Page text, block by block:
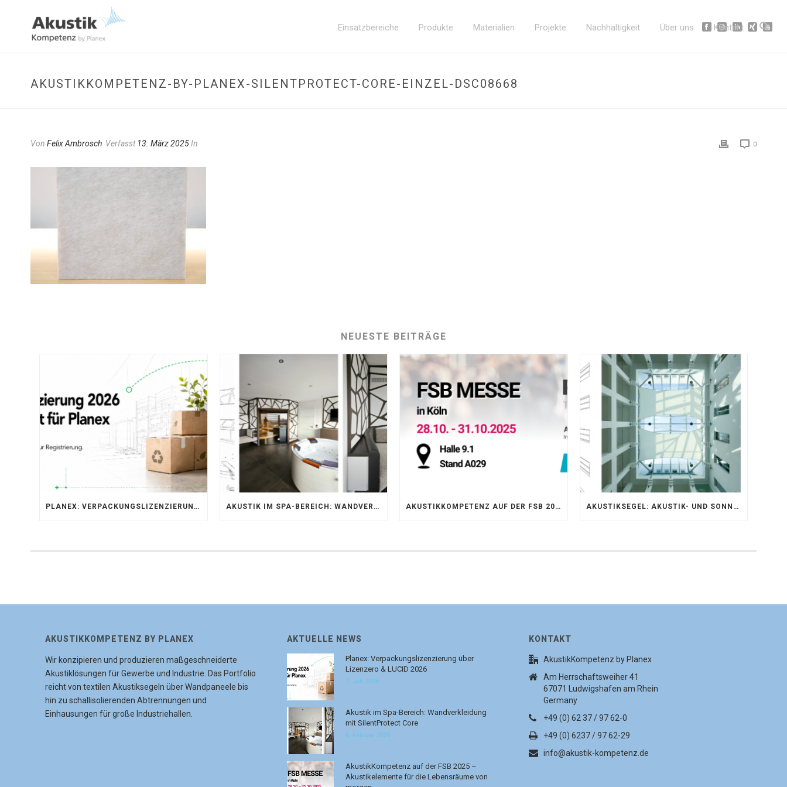
Einsatzbereiche Produkte Materialien Projekte Nachhaltigkeit Über uns Kontakt
AKUSTIKKOMPETENZ-BY-PLANEX-SILENTPROTECT-CORE-EINZEL-DSC08668
Von Felix Ambrosch Verfasst13. März 2025In 0
NEUESTE BEITRÄGE
PLANEX: VERPACKUNGSLIZENZIERUNG ÜBER LIZENZERO & LUCID 2026 AKUSTIK IM SPA-BEREICH: WANDVERKLEIDUNG MIT SILENTPROTECT CORE AKUSTIKKOMPETENZ AUF DER FSB 2025 – AKUSTIKELEMENTE FÜR DIE LEBENSRÄUME VON MORGEN AKUSTIKSEGEL: AKUSTIK- UND SONNENSCHUTZOPTIMIERUNG IM ATRIUM DER UNIVERSITÄT BONN
AKUSTIKKOMPETENZ BY PLANEX
Wir konzipieren und produzieren maßgeschneiderte
Akustiklösungen für Gewerbe und Industrie. Das Portfolio
reicht von textilen Akustiksegeln über Wandpaneele bis
hin zu schallisolierenden Abtrennungen und
Einhausungen für große Industriehallen.
AKTUELLE NEWS
Planex: Verpackungslizenzierung über
Lizenzero & LUCID 2026
7. Juli 2026
Akustik im Spa-Bereich: Wandverkleidung
mit SilentProtect Core
6. Februar 2026
AkustikKompetenz auf der FSB 2025 –
Akustikelemente für die Lebensräume von
KONTAKT
AkustikKompetenz by Planex
Am Herrschaftsweiher 41
67071 Ludwigshafen am Rhein
Germany
+49 (0) 62 37 / 97 62-0
+49 (0) 6237 / 97 62-29
info@akustik-kompetenz.de